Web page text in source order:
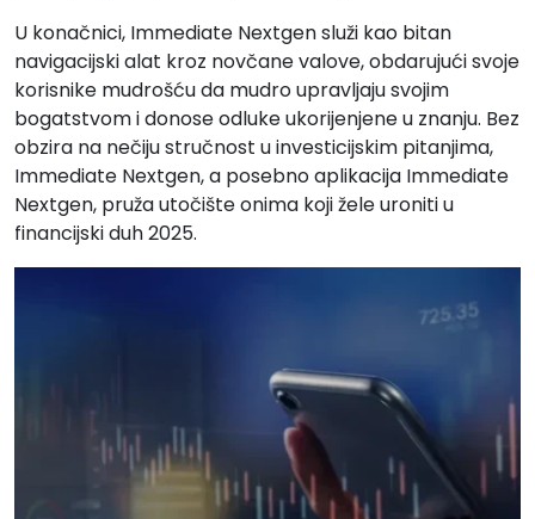
U konačnici, Immediate Nextgen služi kao bitan
navigacijski alat kroz novčane valove, obdarujući svoje
korisnike mudrošću da mudro upravljaju svojim
bogatstvom i donose odluke ukorijenjene u znanju. Bez
obzira na nečiju stručnost u investicijskim pitanjima,
Immediate Nextgen, a posebno aplikacija Immediate
Nextgen, pruža utočište onima koji žele uroniti u
financijski duh 2025.